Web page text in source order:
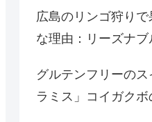
広島のリンゴ狩り
な理由：リーズナブ
グルテンフリーの
ラミス」コイガクボ